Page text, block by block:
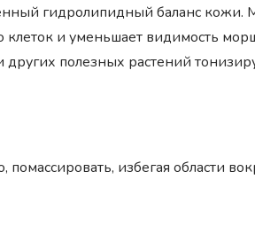
гидролипидный баланс кожи.
и уменьшает видимость
полезных растений
избегая области